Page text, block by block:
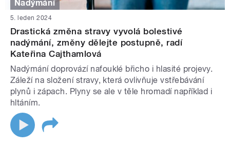
Nadýmání
5. leden 2024
Drastická změna stravy vyvolá bolestivé
nadýmání, změny dělejte postupně, radí
Kateřina Cajthamlová
Nadýmání doprovází nafouklé břicho i hlasité projevy.
Záleží na složení stravy, která ovlivňuje vstřebávání
plynů i zápach. Plyny se ale v těle hromadí například i
hltáním.